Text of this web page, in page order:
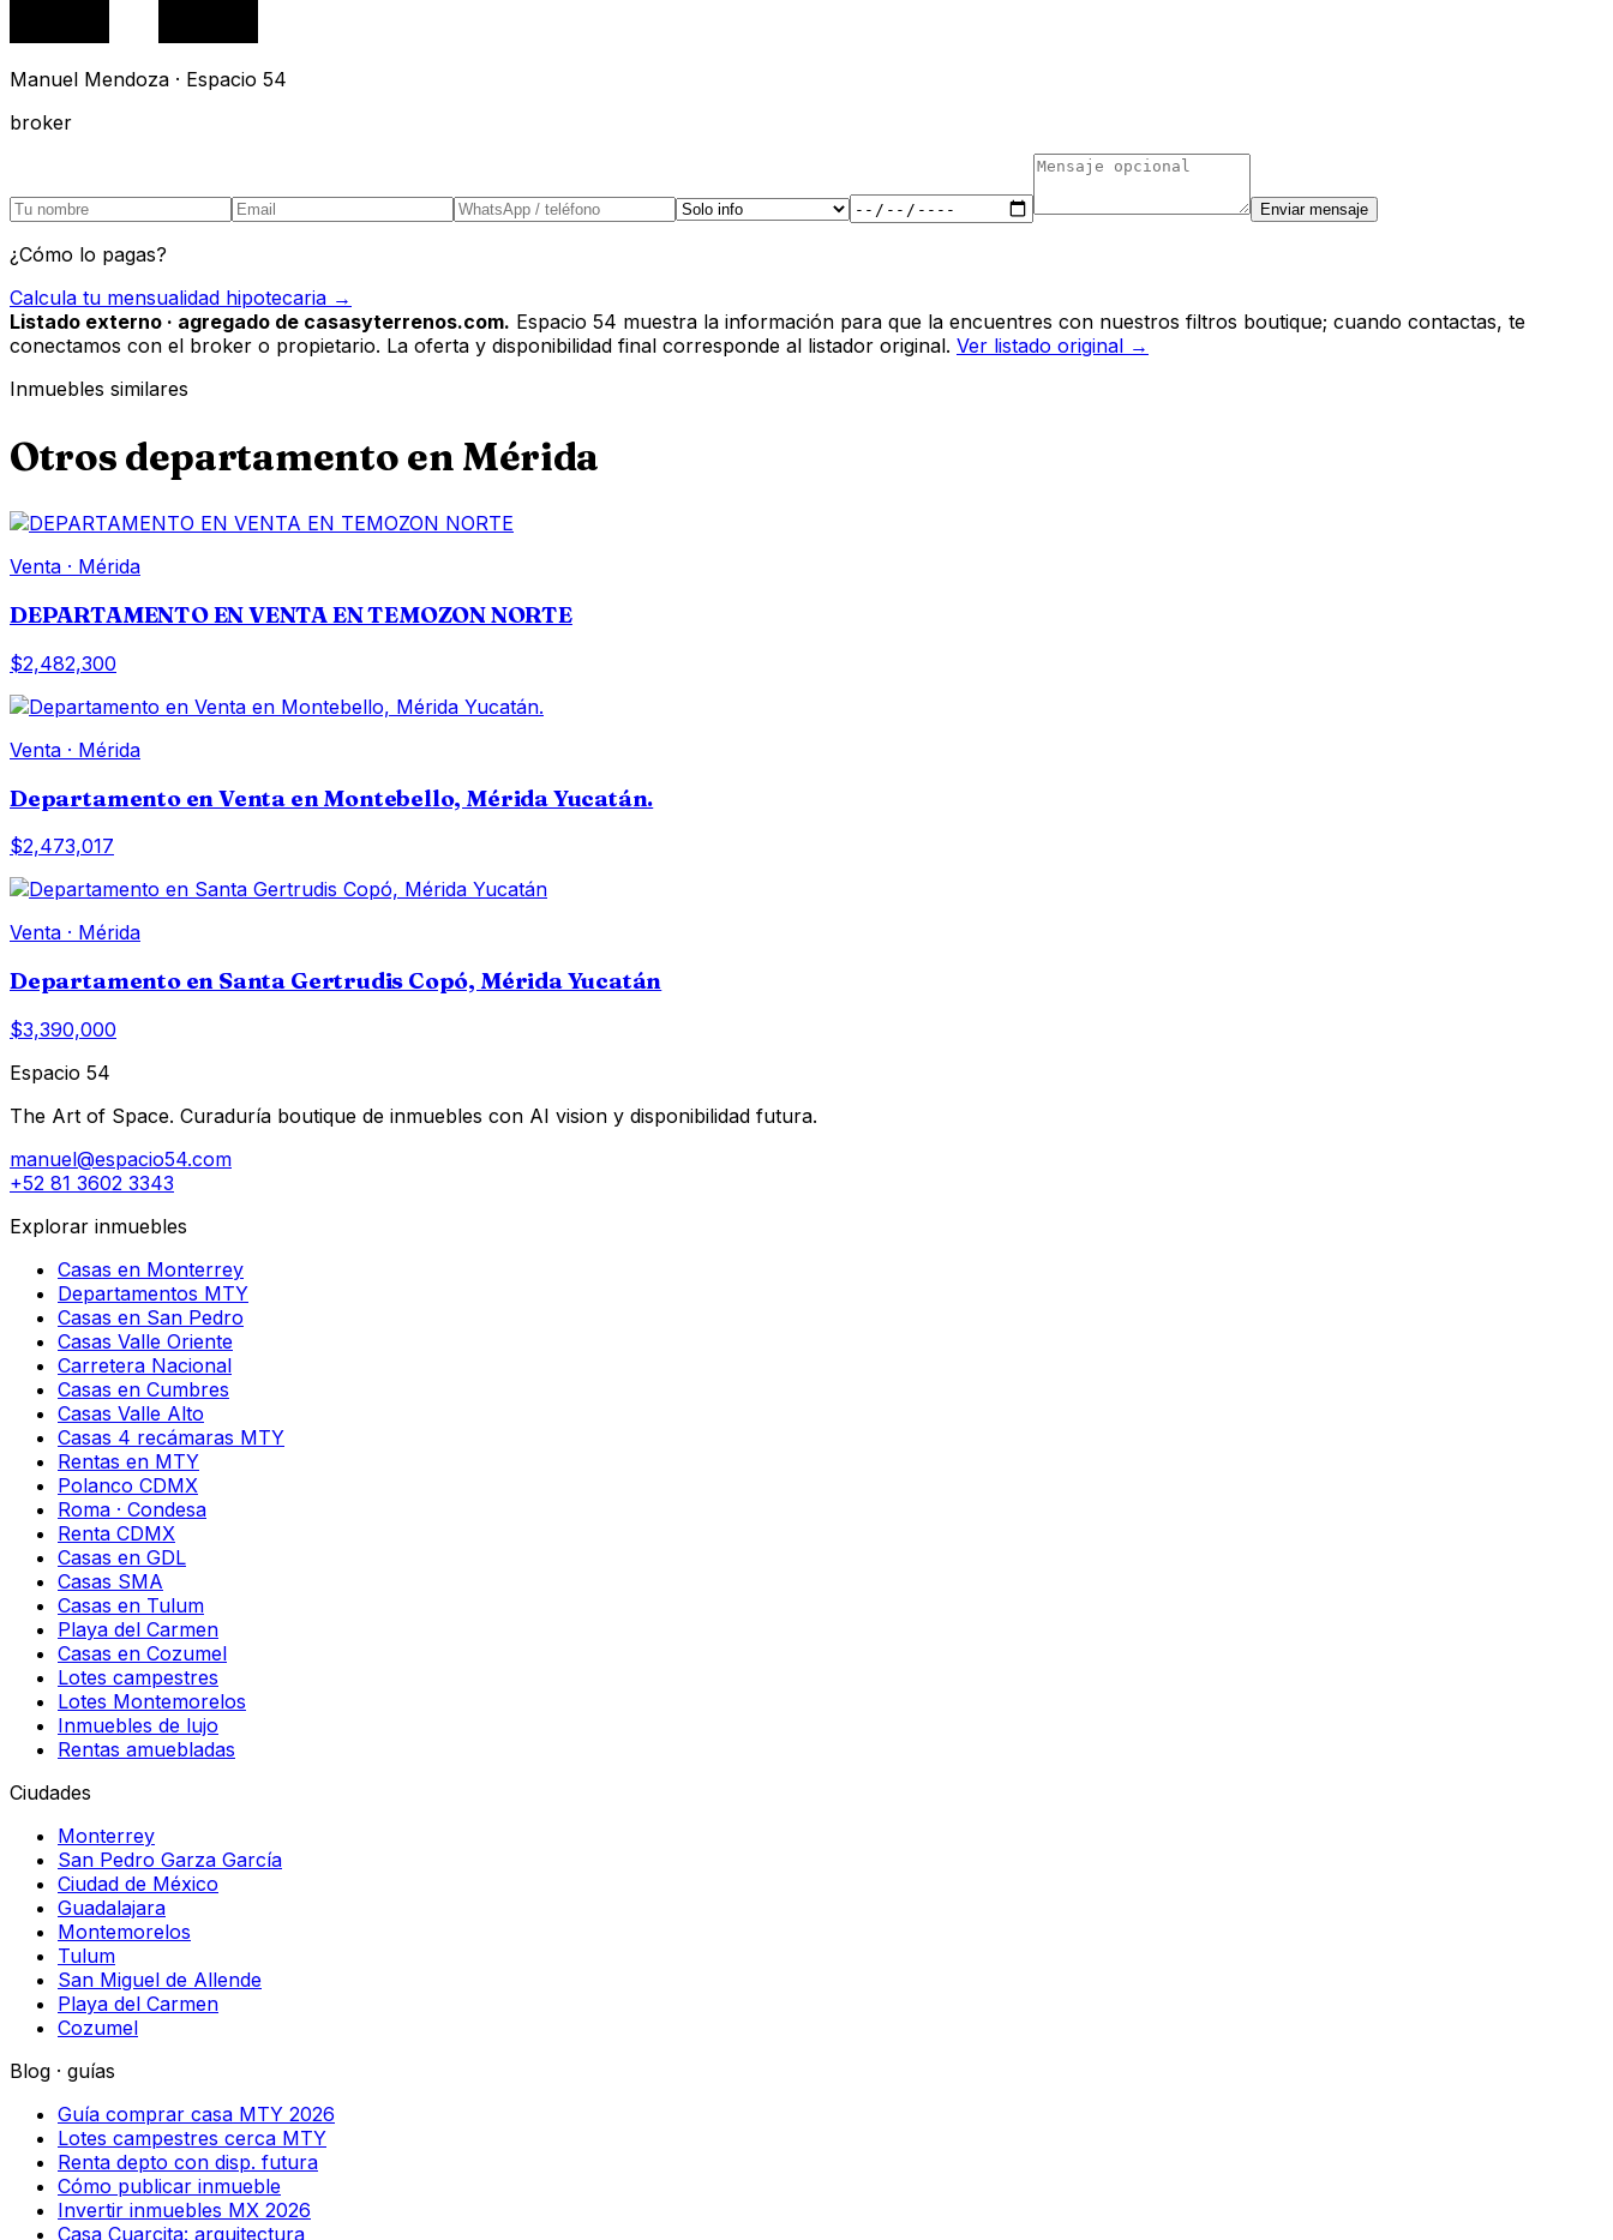
Manuel Mendoza · Espacio 54
broker
Enviar mensaje
¿Cómo lo pagas?
Calcula tu mensualidad hipotecaria →
Listado externo · agregado de casasyterrenos.com. Espacio 54 muestra la información para que la encuentres con nuestros filtros boutique; cuando contactas, te
conectamos con el broker o propietario. La oferta y disponibilidad final corresponde al listador original. Ver listado original →
Inmuebles similares
Otros departamento en Mérida
Venta · Mérida
DEPARTAMENTO EN VENTA EN TEMOZON NORTE
$2,482,300
Venta · Mérida
Departamento en Venta en Montebello, Mérida Yucatán.
$2,473,017
Venta · Mérida
Departamento en Santa Gertrudis Copó, Mérida Yucatán
$3,390,000
Espacio 54
The Art of Space. Curaduría boutique de inmuebles con AI vision y disponibilidad futura.
manuel@espacio54.com
+52 81 3602 3343
Explorar inmuebles
Casas en Monterrey
Departamentos MTY
Casas en San Pedro
Casas Valle Oriente
Carretera Nacional
Casas en Cumbres
Casas Valle Alto
Casas 4 recámaras MTY
Rentas en MTY
Polanco CDMX
Roma · Condesa
Renta CDMX
Casas en GDL
Casas SMA
Casas en Tulum
Playa del Carmen
Casas en Cozumel
Lotes campestres
Lotes Montemorelos
Inmuebles de lujo
Rentas amuebladas
Ciudades
Monterrey
San Pedro Garza García
Ciudad de México
Guadalajara
Montemorelos
Tulum
San Miguel de Allende
Playa del Carmen
Cozumel
Blog · guías
Guía comprar casa MTY 2026
Lotes campestres cerca MTY
Renta depto con disp. futura
Cómo publicar inmueble
Invertir inmuebles MX 2026
Casa Cuarcita: arquitectura